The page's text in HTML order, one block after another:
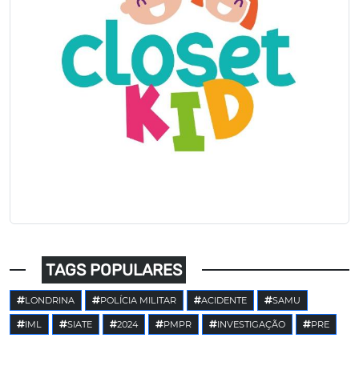
TAGS POPULARES
LONDRINA POLÍCIA MILITAR ACIDENTE SAMU
IML SIATE 2024 PMPR INVESTIGAÇÃO PRE